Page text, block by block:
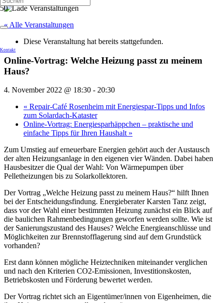
Kontakt
« Alle Veranstaltungen
Diese Veranstaltung hat bereits stattgefunden.
Online-Vortrag: Welche Heizung passt zu meinem
Haus?
4. November 2022 @ 18:30 - 20:30
« Repair-Café Rosenheim mit Energiespar-Tipps und Infos
zum Solardach-Kataster
Online-Vortrag: Energiesparhäppchen – praktische und
einfache Tipps für Ihren Haushalt »
Zum Umstieg auf erneuerbare Energien gehört auch der Austausch
der alten Heizungsanlage in den eigenen vier Wänden. Dabei haben
Hausbesitzer die Qual der Wahl: Von Wärmepumpen über
Pelletheizungen bis zu Solarkollektoren.
Der Vortrag „Welche Heizung passt zu meinem Haus?“ hilft Ihnen
bei der Entscheidungsfindung. Energieberater Karsten Tanz zeigt,
dass vor der Wahl einer bestimmten Heizung zunächst ein Blick auf
die baulichen Rahmenbedingungen geworfen werden sollte. Wie ist
der Sanierungszustand des Hauses? Welche Energieanschlüsse und
Möglichkeiten zur Brennstofflagerung sind auf dem Grundstück
vorhanden?
Erst dann können mögliche Heiztechniken miteinander verglichen
und nach den Kriterien CO2-Emissionen, Investitionskosten,
Betriebskosten und Förderung bewertet werden.
Der Vortrag richtet sich an Eigentümer/innen von Eigenheimen, die